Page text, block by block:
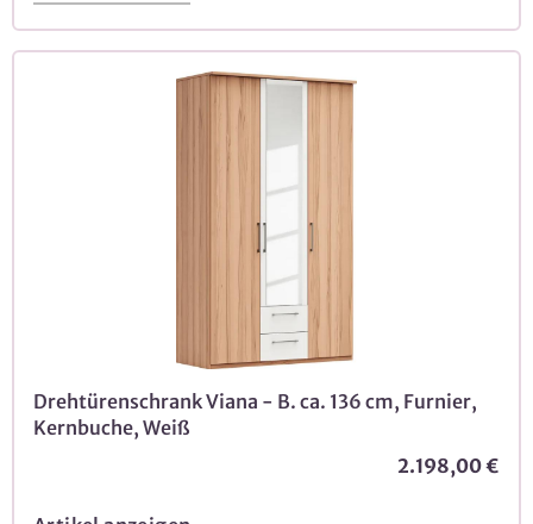
Drehtürenschrank Viana - B. ca. 136 cm, Furnier,
Kernbuche, Weiß
2.198,00 €